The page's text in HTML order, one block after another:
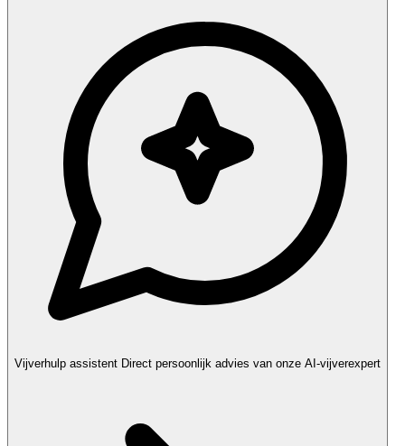
Vijverhulp assistent Direct persoonlijk advies van onze AI-vijverexpert